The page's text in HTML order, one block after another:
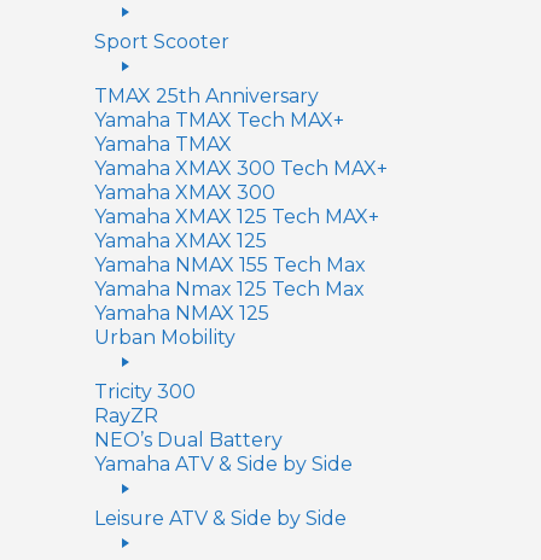
Sport Scooter
TMAX 25th Anniversary
Yamaha TMAX Tech MAX+
Yamaha TMAX
Yamaha XMAX 300 Tech MAX+
Yamaha XMAX 300
Yamaha XMAX 125 Tech MAX+
Yamaha XMAX 125
Yamaha NMAX 155 Tech Max
Yamaha Nmax 125 Tech Max
Yamaha NMAX 125
Urban Mobility
Tricity 300
RayZR
NEO’s Dual Battery
Yamaha ATV & Side by Side
Leisure ATV & Side by Side